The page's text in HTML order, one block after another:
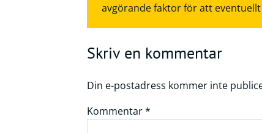
avgörande faktor för att
Skriv en kommentar
Din e-postadress kommer inte
Kommentar*